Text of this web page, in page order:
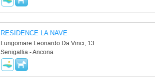
RESIDENCE LA NAVE
Lungomare Leonardo Da Vinci, 13
Senigallia - Ancona